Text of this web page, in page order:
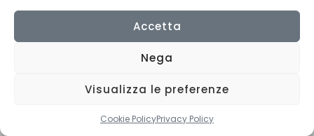
Accetta
Nega
Visualizza le preferenze
Cookie PolicyPrivacy Policy
© 2022 CulturAgroalimentare di Raffaello De Crescenzo - P.IVA